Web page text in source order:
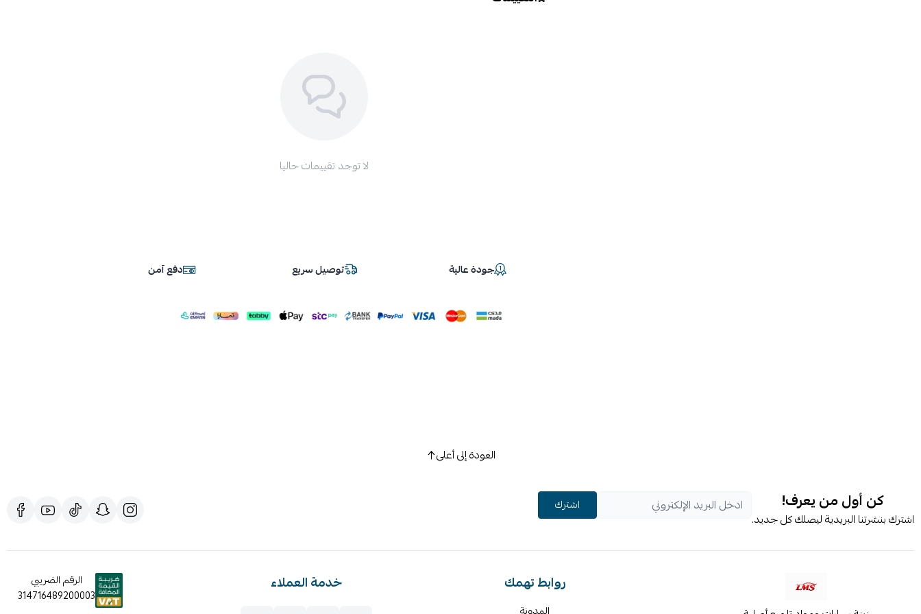
لا توجد تقييمات حاليا
جودة عالية توصيل سريع دفع آمن
العودة إلى أعلى
كن أول من يعرف!
اشترك بنشرتنا البريدية ليصلك كل جديد.
اشترك
روابط تهمك خدمة العملاء
الرقم الضريبي
314716489200003